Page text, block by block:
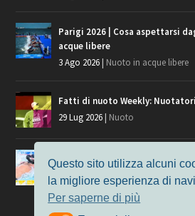
Parigi 2026 | Cosa aspettarsi
acque libere
3 Ago 2026| Nuoto in acque libere
Fatti di nuoto Weekly:
29 Lug 2026| Nuoto
Giochi del Mediterraneo, i
9 Lug 2026
Nuoto
Questo sito utilizza alcuni
la migliore esperienza di
Per saperne di più